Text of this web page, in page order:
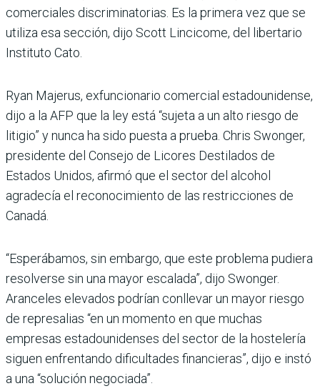
comerciales discriminatorias. Es la primera vez que se
utiliza esa sección, dijo Scott Lincicome, del libertario
Instituto Cato.
Ryan Majerus, exfuncionario comercial estadounidense,
dijo a la AFP que la ley está “sujeta a un alto riesgo de
litigio” y nunca ha sido puesta a prueba. Chris Swonger,
presidente del Consejo de Licores Destilados de
Estados Unidos, afirmó que el sector del alcohol
agradecía el reconocimiento de las restricciones de
Canadá.
“Esperábamos, sin embargo, que este problema pudiera
resolverse sin una mayor escalada”, dijo Swonger.
Aranceles elevados podrían conllevar un mayor riesgo
de represalias “en un momento en que muchas
empresas estadounidenses del sector de la hostelería
siguen enfrentando dificultades financieras”, dijo e instó
a una “solución negociada”.